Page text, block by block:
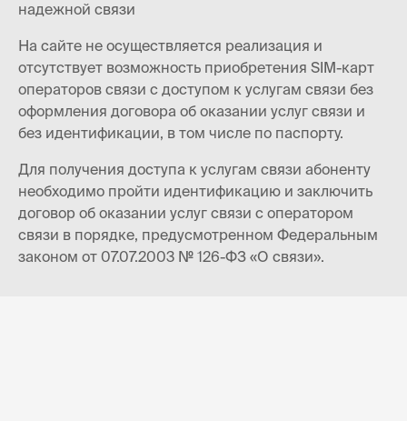
надежной связи
На сайте не осуществляется реализация и
отсутствует возможность приобретения SIM-карт
операторов связи с доступом к услугам связи без
оформления договора об оказании услуг связи и
без идентификации, в том числе по паспорту.
Для получения доступа к услугам связи абоненту
необходимо пройти идентификацию и заключить
договор об оказании услуг связи с оператором
связи в порядке, предусмотренном Федеральным
законом от 07.07.2003 № 126-ФЗ «О связи».